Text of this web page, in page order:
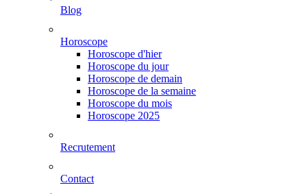
Blog
Horoscope
Horoscope d'hier
Horoscope du jour
Horoscope de demain
Horoscope de la semaine
Horoscope du mois
Horoscope 2025
Recrutement
Contact